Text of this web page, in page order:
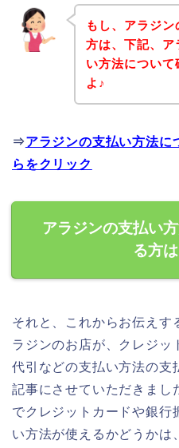
もし、アラジ
方は、下記、ア
い方法につい
よ♪
⇒アラジンの支払い方法に
らをクリック
アラジンの支払い
る方
それと、これからお伝えす
ラジンのお店が、クレジッ
代引などの支払い方法の支
記事にさせていただきまし
でクレジットカードや銀行
い方法が使えるかどうかは